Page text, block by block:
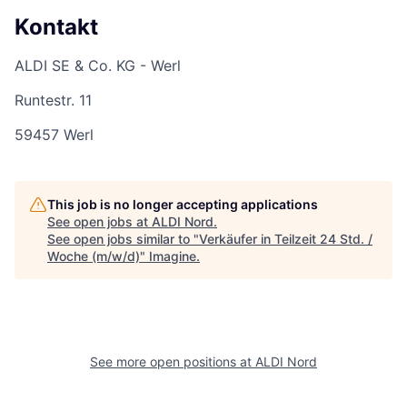
Kontakt
ALDI SE & Co. KG - Werl
Runtestr. 11
59457 Werl
This job is no longer accepting applications
See open jobs at ALDI Nord.
See open jobs similar to "Verkäufer in Teilzeit 24 Std. /
Woche (m/w/d)" Imagine.
See more open positions at ALDI Nord